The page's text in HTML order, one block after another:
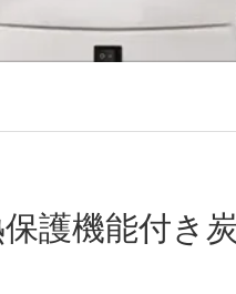
護機能付き